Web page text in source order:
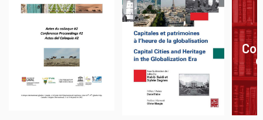
approfondi sur la vie quotidienne des colons, leurs explorations du
territoire, leurs échanges avec les populations autochtones, ainsi
que sur les enjeux de leur adaptation à un environnement inédit.
Enfin, l’ouvrage explore les stratégies contemporaines de mise en
valeur du site – qu’il s’agisse d’expositions muséales, d’initiatives
numériques ou de médiations culturelles –, contribuant ainsi à
actualiser et à diffuser les connaissances sur ce patrimoine